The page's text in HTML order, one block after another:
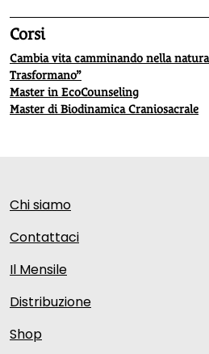
Corsi
Cambia vita camminando nella
Trasformano”
Master in EcoCounseling
Master di Biodinamica Craniosacrale
Chi siamo
Contattaci
Il Mensile
Distribuzione
Shop